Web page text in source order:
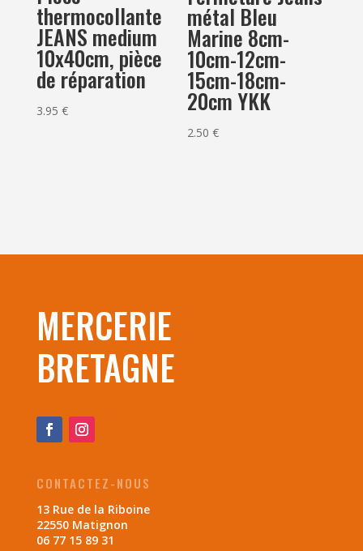
thermocollante
JEANS medium
10x40cm, pièce
de réparation
3.95 €
métal Bleu
Marine 8cm-
10cm-12cm-
15cm-18cm-
20cm YKK
2.50€
MERCERIE
BRETAGNE
CONTACTEZ-NOUS
13 Rue de la Riboine
22550 Matignon
06 77 15 89 31